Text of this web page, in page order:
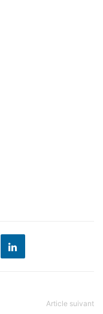
Article suivant